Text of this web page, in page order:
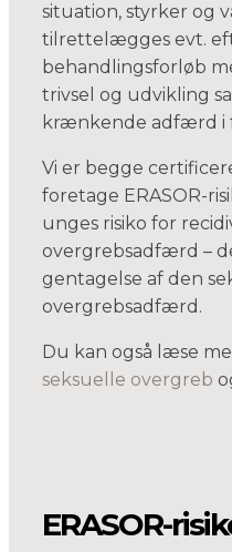
situation, styrker og
tilrettelægges evt.
behandlingsforløb
trivsel og udvikling
krænkende adfærd i
Vi er begge
foretage ERASOR-
unges risiko for
overgrebsadfærd –
gentagelse af den
overgrebsadfærd.
Du kan også læse
seksuelle overgreb
ERASOR-